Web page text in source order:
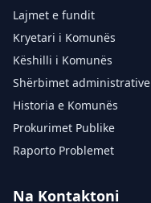
Lajmet e fundit
Kryetari i Komunës
Këshilli i Komunës
Shërbimet administrative
Historia e Komunës
Prokurimet Publike
Raporto Problemet
Na Kontaktoni